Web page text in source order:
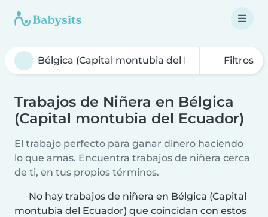
Filtros
Trabajos de Niñera en Bélgica
(Capital montubia del Ecuador)
El trabajo perfecto para ganar dinero haciendo
lo que amas. Encuentra trabajos de niñera cerca
de ti, en tus propios términos.
No hay trabajos de niñera en Bélgica (Capital
montubia del Ecuador) que coincidan con estos